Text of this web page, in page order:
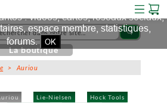
search
Lie-Nielsen
Hock Tools
La boutique
> Auriou
qu'il utilise collectent des cookies pour
: vidéos, cartes, réseaux sociaux,
espace membre, statistiques,
forums. OK